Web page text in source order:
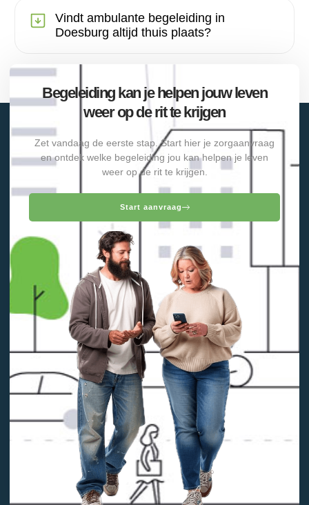
Vindt ambulante begeleiding in
Doesburg altijd thuis plaats?
Begeleiding kan je helpen jouw leven
weer op de rit te krijgen
Zet vandaag de eerste stap. Start hier je zorgaanvraag
en ontdek welke begeleiding jou kan helpen je leven
weer op de rit te krijgen.
Start aanvraag